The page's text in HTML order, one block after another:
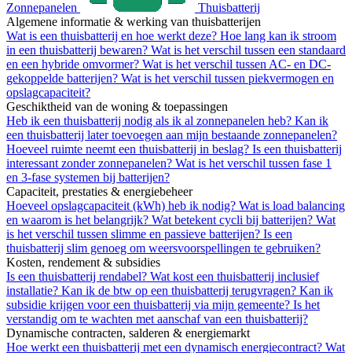
Zonnepanelen
Thuisbatterij
Algemene informatie & werking van thuisbatterijen
Wat is een thuisbatterij en hoe werkt deze? Hoe lang kan ik stroom
in een thuisbatterij bewaren? Wat is het verschil tussen een standaard
en een hybride omvormer? Wat is het verschil tussen AC- en DC-
gekoppelde batterijen? Wat is het verschil tussen piekvermogen en
opslagcapaciteit?
Geschiktheid van de woning & toepassingen
Heb ik een thuisbatterij nodig als ik al zonnepanelen heb? Kan ik
een thuisbatterij later toevoegen aan mijn bestaande zonnepanelen?
Hoeveel ruimte neemt een thuisbatterij in beslag? Is een thuisbatterij
interessant zonder zonnepanelen? Wat is het verschil tussen fase 1
en 3-fase systemen bij batterijen?
Capaciteit, prestaties & energiebeheer
Hoeveel opslagcapaciteit (kWh) heb ik nodig? Wat is load balancing
en waarom is het belangrijk? Wat betekent cycli bij batterijen? Wat
is het verschil tussen slimme en passieve batterijen? Is een
thuisbatterij slim genoeg om weersvoorspellingen te gebruiken?
Kosten, rendement & subsidies
Is een thuisbatterij rendabel? Wat kost een thuisbatterij inclusief
installatie? Kan ik de btw op een thuisbatterij terugvragen? Kan ik
subsidie krijgen voor een thuisbatterij via mijn gemeente? Is het
verstandig om te wachten met aanschaf van een thuisbatterij?
Dynamische contracten, salderen & energiemarkt
Hoe werkt een thuisbatterij met een dynamisch energiecontract? Wat